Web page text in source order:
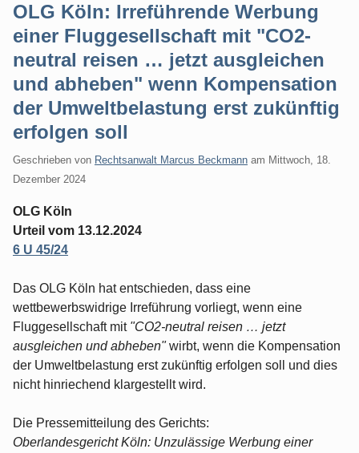
OLG Köln: Irreführende Werbung
einer Fluggesellschaft mit "CO2-
neutral reisen … jetzt ausgleichen
und abheben" wenn Kompensation
der Umweltbelastung erst zukünftig
erfolgen soll
Geschrieben von Rechtsanwalt Marcus Beckmann am Mittwoch, 18.
Dezember 2024
OLG Köln
Urteil vom 13.12.2024
6 U 45/24
Das OLG Köln hat entschieden, dass eine
wettbewerbswidrige Irreführung vorliegt, wenn eine
Fluggesellschaft mit "CO2-neutral reisen … jetzt
ausgleichen und abheben"wirbt, wenn die Kompensation
der Umweltbelastung erst zukünftig erfolgen soll und dies
nicht hinriechend klargestellt wird.
Die Pressemitteilung des Gerichts:
Oberlandesgericht Köln: Unzulässige Werbung einer